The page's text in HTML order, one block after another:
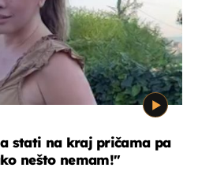
stati na kraj pričama pa
nešto nemam!"